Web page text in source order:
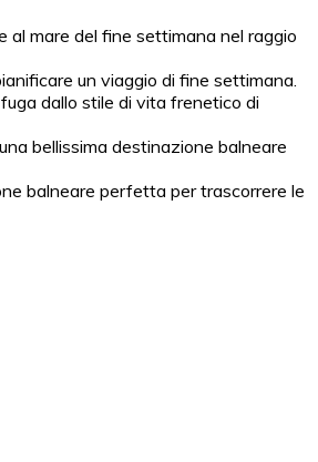
al mare del fine settimana nel raggio
un viaggio di fine settimana.
dallo stile di vita frenetico di
bellissima destinazione balneare
balneare perfetta per trascorrere le